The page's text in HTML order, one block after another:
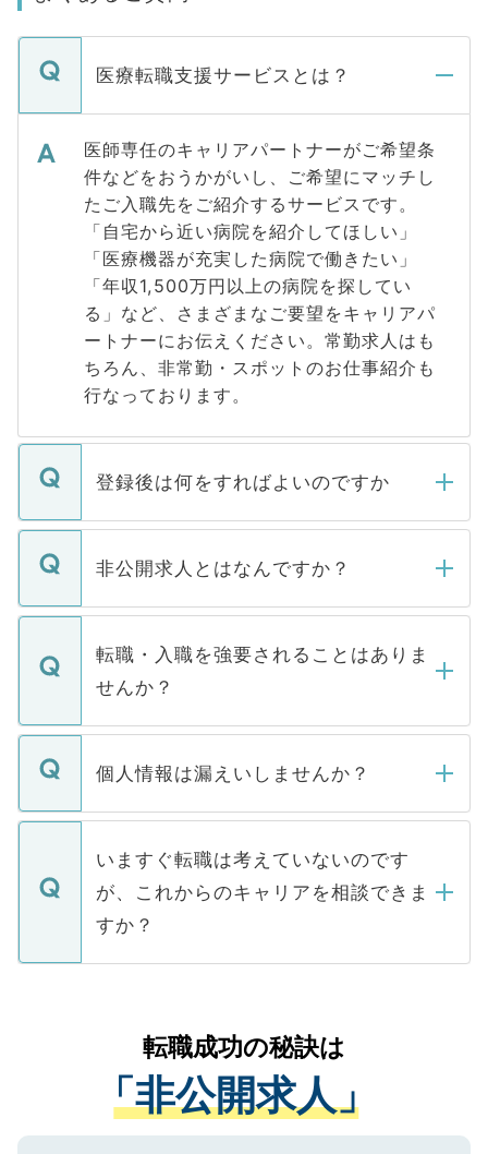
医療転職支援サービスとは？
医師専任のキャリアパートナーがご希望条
件などをおうかがいし、ご希望にマッチし
たご入職先をご紹介するサービスです。
「自宅から近い病院を紹介してほしい」
「医療機器が充実した病院で働きたい」
「年収1,500万円以上の病院を探してい
る」など、さまざまなご要望をキャリアパ
ートナーにお伝えください。常勤求人はも
ちろん、非常勤・スポットのお仕事紹介も
行なっております。
登録後は何をすればよいのですか
ご登録いただきましたら、弊社担当者がご
登録内容を確認し、その後メールもしくは
ます。通常、5営業日以内にはご連絡をせて
いただきますので、しばらくお待ちくださ
非公開求人とはなんですか？
マイナビDOCTORで取り扱っている求人の
うち約3割は、Webサイトからご覧いただ
けない「非公開求人」です。非公開求人は
下記の理由によって、一般には公開してい
ません。
■応募殺到を避けるため 人気のある医療機
関を公にしてしまうと、応募が殺到する場
に、医療機関が求める条件に合った人材の
みを人材紹介会社に依頼するケースが増え
ています。
転職・入職を強要されることはありま
せんか？
転職・入職を強要することは一切ありませ
ん。また、仮に応募先から内定をいただい
定を承諾する必要はありません。内定先へ
の辞退の連絡はキャリアパートナーが行い
個人情報は漏えいしませんか？
個人情報が漏えいすることはありませんの
で、ご安心ください。当サイトからの登録
などで収集したご登録者様の個人情報は、
ご本人のキャリアアップおよび転職活動の
支援を目的に使用いたします。お預かりし
ているすべての個人データはご本人の許可
は、個人情報の取り扱いについての厳密な
管理基準を満たした事業者のみに付与され
る、プライバシーマークを取得済みです。
いますぐ転職は考えていないのです
が、これからのキャリアを相談できま
すか？
かがいして、現在の医療機関の状況や紹介
経験をまじえながら、適切なアドバイスを
させていただきます。すぐにご転職をされ
ない方には、長期的なサポートが可能です
ので、まずはご登録ください。
転職成功の秘訣は
「非公開求人」